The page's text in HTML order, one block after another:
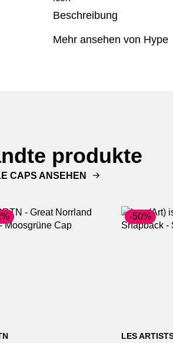
Beschreibung
Mehr ansehen von Hype
produkte
CAPS ANSEHEN
-50%
LES